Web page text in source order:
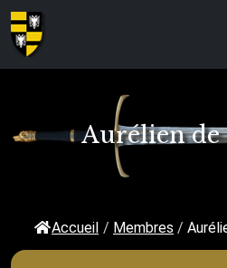
Aurélien de
Accueil / Membres /